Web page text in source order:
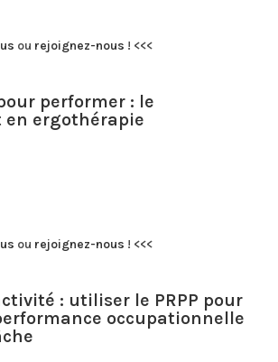
ou rejoignez-nous ! <<<
performer : le
ergothérapie
ou rejoignez-nous ! <<<
: utiliser le PRPP pour
occupationnelle